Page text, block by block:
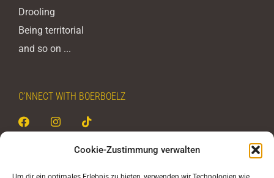
Cookie-Zustimmung verwalten
Drooling
Being territorial
and so on ...
C’NNECT WITH BOERBOELZ
BOERBOELZ - never stop